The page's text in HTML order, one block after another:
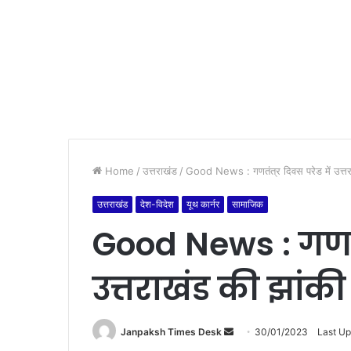
Home / उत्तराखंड / Good News : गणतंत्र दिवस परेड में
उत्तराखंड देश-विदेश यूथ कार्नर सामाजिक
Good News :
उत्तराखंड की
Janpaksh Times Desk 30/01/2023 Last